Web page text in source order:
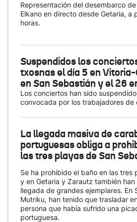
Representación del desembarco
Elkano en directo desde Getaria, a
horas.
Suspendidos los
txosnas el día 5 en
en San Sebastián y el 26
Los conciertos han sido
convocada por los trabajadores de
La llegada masiva de
portuguesas obliga a
las tres playas de San
Se ha prohibido el baño en las tres
y en Getaria y Zarautz también han
llegada de grandes ejemplares. En
Mutriku, han tenido que trasladar
persona que había sufrido una
portuguesa.